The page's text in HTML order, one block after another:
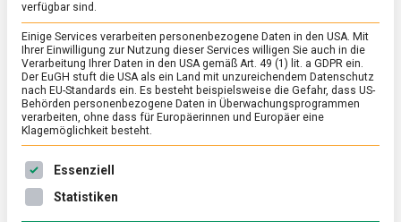
Chutney – Einmachen
auf britische Art
30. September 2022 Johannes Commenton
mit zu den Lieblingsthemen im
Lebensmittelmagazin.de. Wie schön, wenn man
verfügbar sind.
Einige Services verarbeiten personenbezogene Daten in den USA. Mit
Ihrer Einwilligung zur Nutzung dieser Services willigen Sie auch in die
Verarbeitung Ihrer Daten in den USA gemäß Art. 49 (1) lit. a GDPR ein.
Der EuGH stuft die USA als ein Land mit unzureichendem Datenschutz
nach EU-Standards ein. Es besteht beispielsweise die Gefahr, dass US-
Behörden personenbezogene Daten in Überwachungsprogrammen
verarbeiten, ohne dass für Europäerinnen und Europäer eine
Klagemöglichkeit besteht.
Es folgt eine Liste der Service-Gruppen, für die eine
Essenziell
Statistiken